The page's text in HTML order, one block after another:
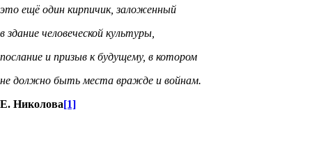
это ещё один кирпичик, заложенный
в здание человеческой культуры,
послание и призыв к будущему, в котором
не должно быть места вражде и войнам.
Е. Николова[1]